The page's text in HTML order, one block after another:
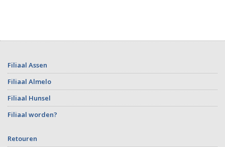
Filiaal Assen
Filiaal Almelo
Filiaal Hunsel
Filiaal worden?
Retouren